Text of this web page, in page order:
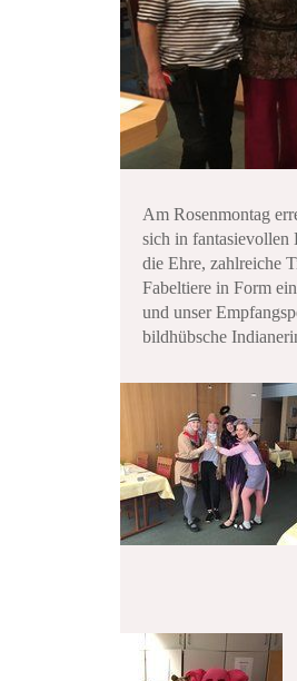
Am Rosenmontag
sich in fantasievollen
die Ehre, zahlreiche
Fabeltiere in Form
und unser
bildhübsche